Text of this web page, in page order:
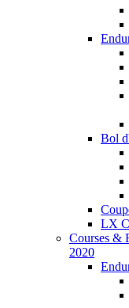
Bol
LX
Courses &
2020